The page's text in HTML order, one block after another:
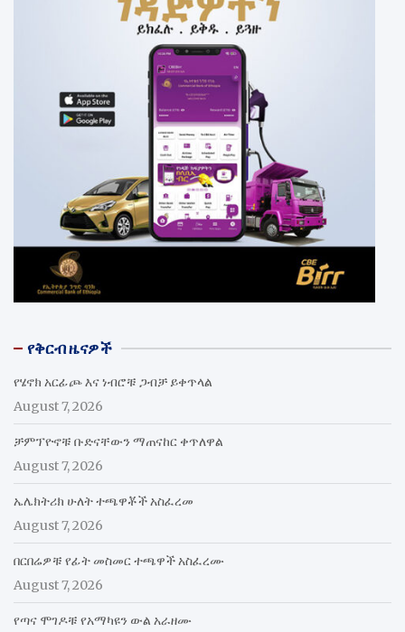
የቅርብ ዜናዎች
የሄኖክ አርፊጮ እና ነብሮቹ ጋብቻ ይቀጥላል
August 7, 2026
ቻምፕዮኖቹ ቡድናቸውን ማጠናከር ቀጥለዋል
August 7, 2026
ኤሌክትሪክ ሁለት ተጫዋቾች አስፈረመ
August 7, 2026
በርበሬዎቹ የፊት መስመር ተጫዋች አስፈረሙ
August 7, 2026
የጣና ሞገዶቹ የአማካዩን ውል አራዘሙ